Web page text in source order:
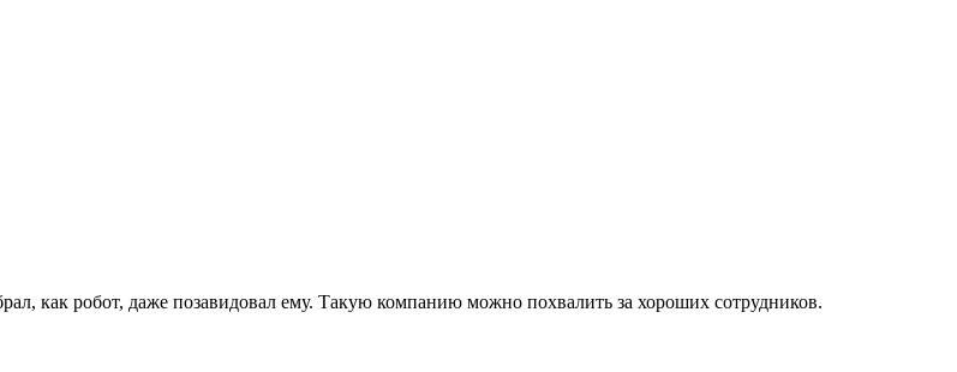
как робот, даже позавидовал ему. Такую компанию можно похвалить за хороших сотрудников.